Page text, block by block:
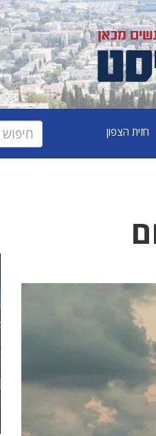
חזית הצפון